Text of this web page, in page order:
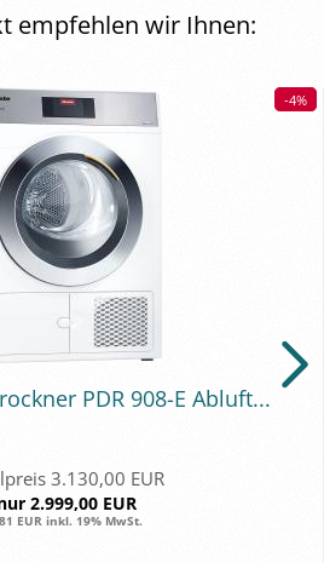
empfehlen wir Ihnen:
-4%
-4%
PDR 908-E Ab­luft...
3.130,00 EUR
2.999,00 EUR
EUR inkl. 19% MwSt.